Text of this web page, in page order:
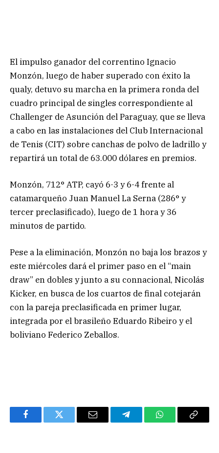
El impulso ganador del correntino Ignacio
Monzón, luego de haber superado con éxito la
qualy, detuvo su marcha en la primera ronda del
cuadro principal de singles correspondiente al
Challenger de Asunción del Paraguay, que se lleva
a cabo en las instalaciones del Club Internacional
de Tenis (CIT) sobre canchas de polvo de ladrillo y
repartirá un total de 63.000 dólares en premios.
Monzón, 712° ATP, cayó 6-3 y 6-4 frente al
catamarqueño Juan Manuel La Serna (286° y
tercer preclasificado), luego de 1 hora y 36
minutos de partido.
Pese a la eliminación, Monzón no baja los brazos y
este miércoles dará el primer paso en el “main
draw” en dobles y junto a su connacional, Nicolás
Kicker, en busca de los cuartos de final cotejarán
con la pareja preclasificada en primer lugar,
integrada por el brasileño Eduardo Ribeiro y el
boliviano Federico Zeballos.
FacebookTwitter Email TelegramWhatsAppCopy